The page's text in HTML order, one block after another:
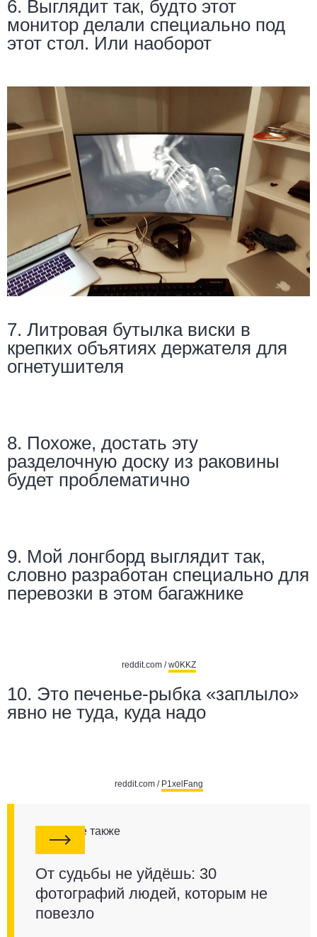
6. Выглядит так, будто этот
монитор делали специально под
этот стол. Или наоборот
7. Литровая бутылка виски в
крепких объятиях держателя для
огнетушителя
8. Похоже, достать эту
разделочную доску из раковины
будет проблематично
9. Мой лонгборд выглядит так,
словно разработан специально для
перевозки в этом багажнике
reddit.com /w0KKZ
10. Это печенье-рыбка «заплыло»
явно не туда, куда надо
reddit.com / P1xelFang
Смотрите также
От судьбы не уйдёшь: 30
фотографий людей, которым не
повезло